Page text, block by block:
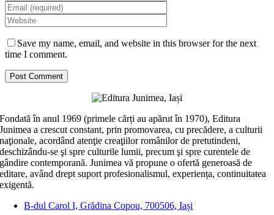
Save my name, email, and website in this browser for the next
time I comment.
Fondată în anul 1969 (primele cărți au apărut în 1970), Editura
Junimea a crescut constant, prin promovarea, cu precădere, a culturii
naţionale, acordând atenţie creaţiilor românilor de pretutindeni,
deschizându-se şi spre culturile lumii, precum şi spre curentele de
gândire contemporană. Junimea vă propune o ofertă generoasă de
editare, având drept suport profesionalismul, experiența, continuitatea
exigentă.
B-dul Carol I, Grădina Copou, 700506, Iași